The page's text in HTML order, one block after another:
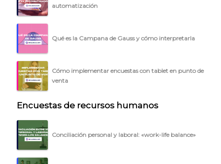
automatización
Qué es la Campana de Gauss y cómo interpretarla
Cómo implementar encuestas con tablet en punto de
venta
Encuestas de recursos humanos
Conciliación personal y laboral: «work-life balance»